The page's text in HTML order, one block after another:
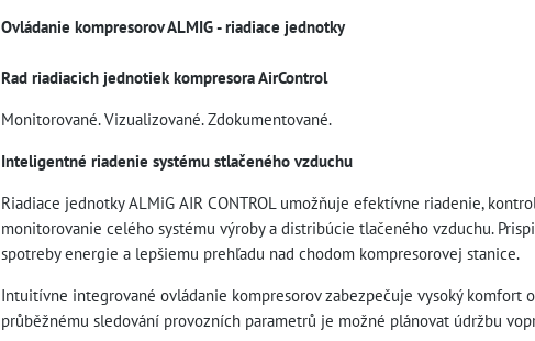
Ovládanie kompresorov ALMIG - riadiace jednotky
Rad riadiacich jednotiek kompresora AirControl
Monitorované. Vizualizované. Zdokumentované.
Inteligentné riadenie systému stlačeného vzduchu
Riadiace jednotky ALMiG AIR CONTROL umožňuje efektívne riadenie,
monitorovanie celého systému výroby a distribúcie tlačeného vzduchu.
spotreby energie a lepšiemu prehľadu nad chodom kompresorovej stanice.
Intuitívne integrované ovládanie kompresorov zabezpečuje vysoký komfort
průběžnému sledování provozních parametrů je možné plánovat údržbu